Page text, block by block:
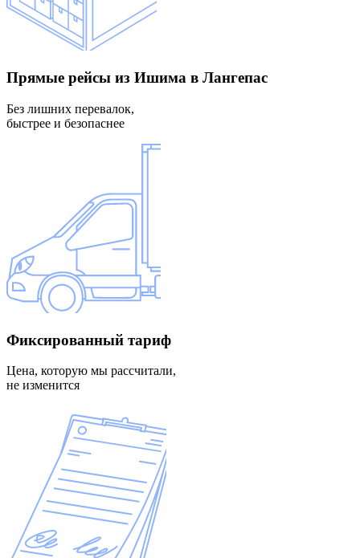
Прямые рейсы из Ишима в Лангепас
Без лишних перевалок,
быстрее и безопаснее
Фиксированный тариф
Цена, которую мы рассчитали,
не изменится